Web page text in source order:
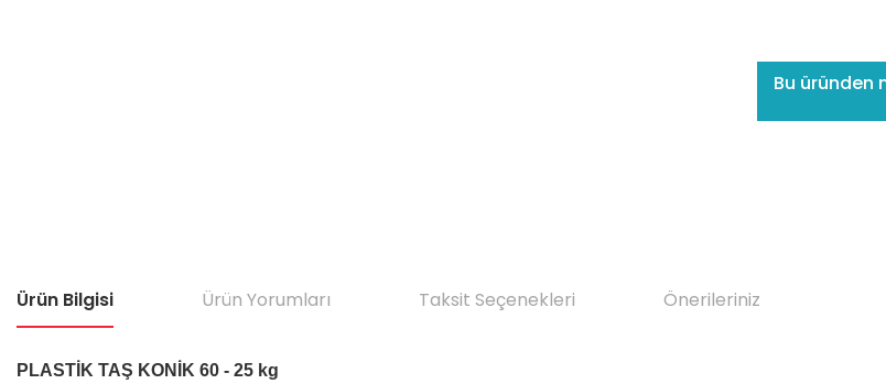
Bu üründen
Ürün Bilgisi Ürün Yorumları Taksit Seçenekleri Önerileriniz
PLASTİK TAŞ KONİK 60 - 25 kg